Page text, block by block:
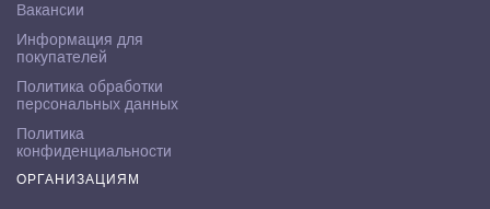
Вакансии
Информация для
покупателей
Политика обработки
персональных данных
Политика
конфиденциальности
ОРГАНИЗАЦИЯМ